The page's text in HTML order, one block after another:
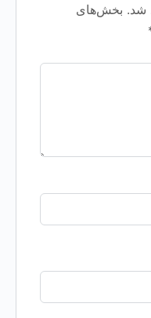
شد. بخش‌های